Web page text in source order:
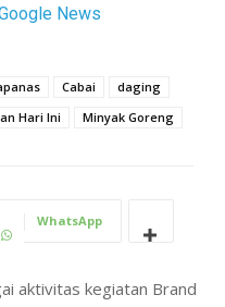
News
Cabai
daging
Hari Ini Minyak Goreng
WhatsApp
aktivitas kegiatan Brand